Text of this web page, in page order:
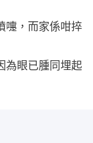
嚏，而家係咁捽
為眼已腫同埋起